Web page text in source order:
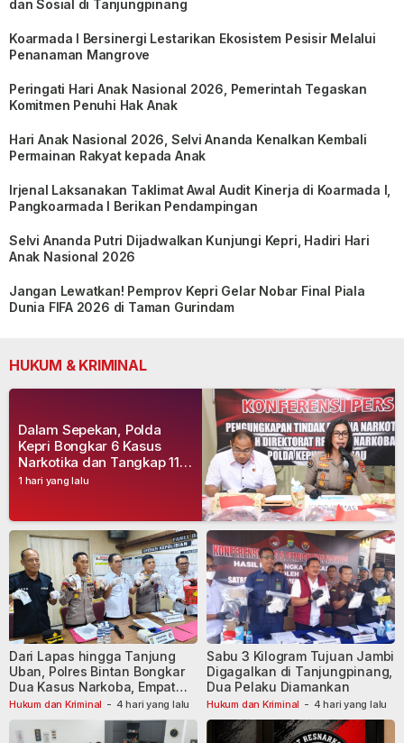
dan Sosial di Tanjungpinang
Koarmada I Bersinergi Lestarikan Ekosistem Pesisir Melalui
Penanaman Mangrove
Peringati Hari Anak Nasional 2026, Pemerintah Tegaskan
Komitmen Penuhi Hak Anak
Hari Anak Nasional 2026, Selvi Ananda Kenalkan Kembali
Permainan Rakyat kepada Anak
Irjenal Laksanakan Taklimat Awal Audit Kinerja di Koarmada I,
Pangkoarmada I Berikan Pendampingan
Selvi Ananda Putri Dijadwalkan Kunjungi Kepri, Hadiri Hari
Anak Nasional 2026
Jangan Lewatkan! Pemprov Kepri Gelar Nobar Final Piala
Dunia FIFA 2026 di Taman Gurindam
HUKUM & KRIMINAL
1 hari yang lalu
Dalam Sepekan, Polda
Kepri Bongkar 6 Kasus
Narkotika dan Tangkap 11
Tersangka
Hukum dan Kriminal - 4 hari yang lalu
Dari Lapas hingga Tanjung
Uban, Polres Bintan Bongkar
Dua Kasus Narkoba, Empat
Tersangka Dibekuk
Hukum dan Kriminal - 4 hari yang lalu
Sabu 3 Kilogram Tujuan Jambi
Digagalkan di Tanjungpinang,
Dua Pelaku Diamankan